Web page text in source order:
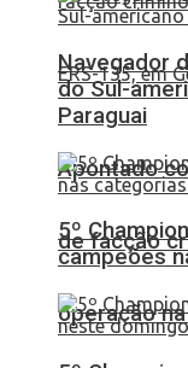
Apontado
de facção
operação
Navegador
do Sul-
Paraguai
5º
campeões